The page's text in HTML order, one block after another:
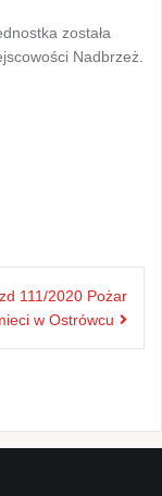
została
Nadbrzeż.
111/2020 Pożar
w Ostrówcu